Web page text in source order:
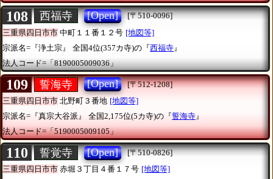
108 西福寺 [Open]
[〒510-0096]
三重県四日市市 中町１１番１２号 [地図等]
宗派名=『浄土宗』
全国4位(357カ寺)の『西福寺 』
法人コード=「8190005009036」
109 誓海寺 [Open]
[〒512-1208]
三重県四日市市 北野町３番地 [地図等]
宗派名=『真宗大谷派』
全国2,175位(5カ寺)の『誓海寺』
法人コード=「5190005009105」
110 誓覚寺 [Open]
[〒510-0826]
三重県四日市市 赤堀３丁目４番１７号 [地図等]